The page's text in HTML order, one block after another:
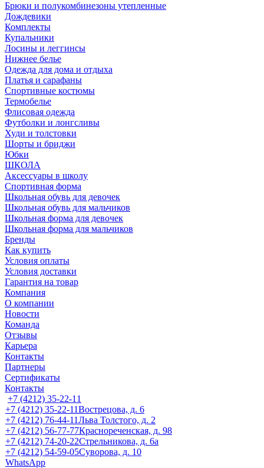
Брюки и полукомбинезоны утепленные
Дождевики
Комплекты
Купальники
Лосины и леггинсы
Нижнее белье
Одежда для дома и отдыха
Платья и сарафаны
Спортивные костюмы
Термобелье
Флисовая одежда
Футболки и лонгсливы
Худи и толстовки
Шорты и бриджи
Юбки
ШКОЛА
Аксессуары в школу
Спортивная форма
Школьная обувь для девочек
Школьная обувь для мальчиков
Школьная форма для девочек
Школьная форма для мальчиков
Бренды
Как купить
Условия оплаты
Условия доставки
Гарантия на товар
Компания
О компании
Новости
Команда
Отзывы
Карьера
Контакты
Партнеры
Сертификаты
Контакты
+7 (4212) 35-22-11
+7 (4212) 35-22-11Вострецова, д. 6
+7 (4212) 76-44-11Льва Толстого, д. 2
+7 (4212) 56-77-77Краснореченская, д. 98
+7 (4212) 74-20-22Стрельникова, д. 6а
+7 (4212) 54-59-05Суворова, д. 10
WhatsApp